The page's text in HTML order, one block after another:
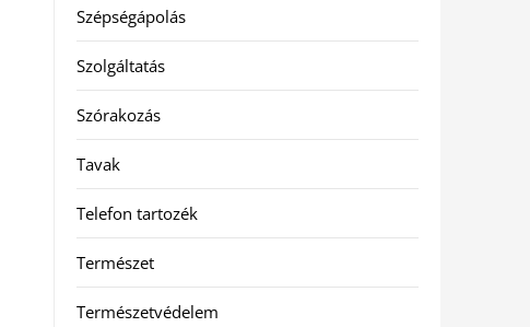
Szépségápolás
Szolgáltatás
Szórakozás
Tavak
Telefon tartozék
Természet
Természetvédelem